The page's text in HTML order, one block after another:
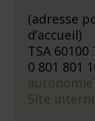
(adresse
d’accueil)
TSA 60100
0 801 801
Site